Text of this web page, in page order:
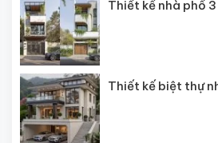
Thiết kế nhà phố
Thiết kế biệt thự